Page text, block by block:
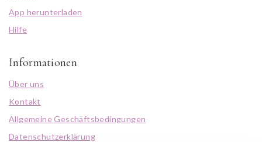
App herunterladen
Hilfe
Informationen
Über uns
Kontakt
Allgemeine Geschäftsbedingungen
Datenschutzerklärung